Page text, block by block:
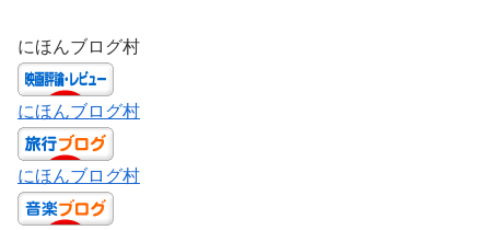
にほんブログ村
にほんブログ村
にほんブログ村